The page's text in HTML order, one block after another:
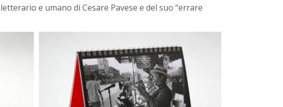
e umano di Cesare Pavese e del suo “errare